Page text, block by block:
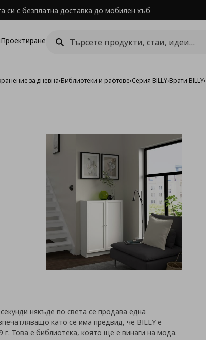
си с безплатна доставка до мобилен хъб
Проектиране
за дневна›Библиотеки и рафтове›Серия BILLY›Врати BILLY›
някъде по света се продава една
като се има предвид, че BILLY е
г. Това е библиотека, която ще е винаги на мода.